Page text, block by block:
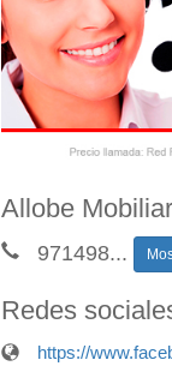
Allobe
971498...
Redes
https://